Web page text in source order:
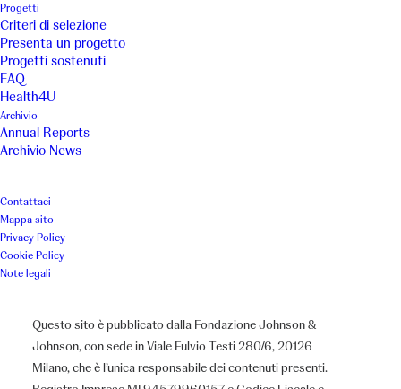
Progetti
Criteri di selezione
Presenta un progetto
Progetti sostenuti
FAQ
Health4U
Archivio
Annual Reports
Archivio News
Contattaci
Mappa sito
Privacy Policy
Cookie Policy
Note legali
Questo sito è pubblicato dalla Fondazione Johnson &
Johnson, con sede in Viale Fulvio Testi 280/6, 20126
Milano, che è l’unica responsabile dei contenuti presenti.
Piccola Bellevue
Luogo
Piemonte
Associazione
Futura Infanzia Onlus
Il Progetto